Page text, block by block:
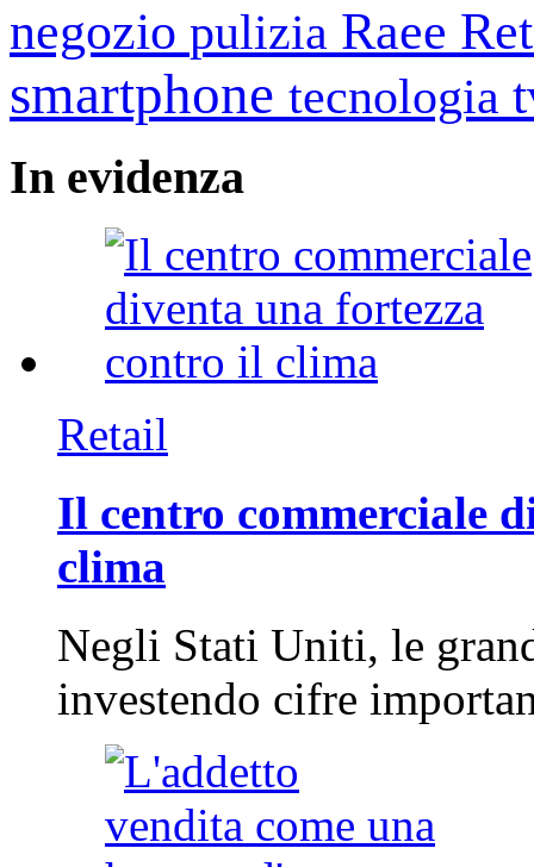
negozio pulizia Raee
smartphone tecnologia
In evidenza
Retail
Il centro commerciale
clima
Negli Stati Uniti, le
investendo cifre